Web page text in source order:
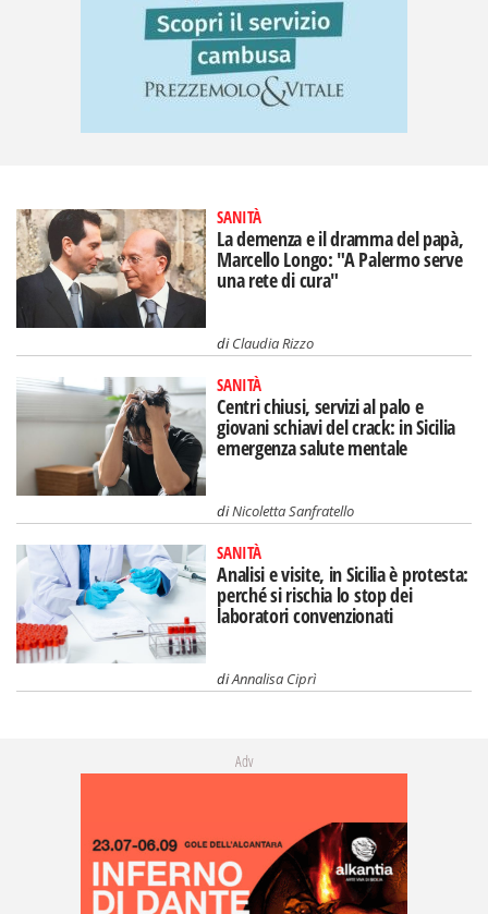
SANITÀ
La demenza e il dramma del papà,
Marcello Longo: "A Palermo serve
una rete di cura"
diClaudia Rizzo
SANITÀ
Centri chiusi, servizi al palo e
giovani schiavi del crack: in Sicilia
emergenza salute mentale
diNicoletta Sanfratello
SANITÀ
Analisi e visite, in Sicilia è protesta:
perché si rischia lo stop dei
laboratori convenzionati
diAnnalisa Ciprì
Adv